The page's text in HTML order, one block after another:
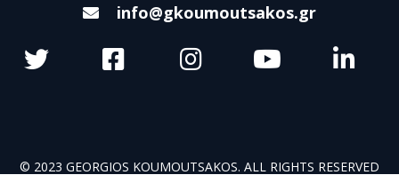
info@gkoumoutsakos.gr
© 2023 GEORGIOS KOUMOUTSAKOS. ALL RIGHTS RESERVED